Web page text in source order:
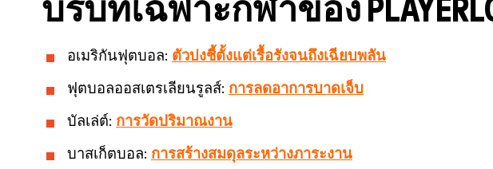
บริบทเฉพาะกีฬาของ
อเมริกันฟุตบอล: ตัวบ่งชี้ตั้งแต่เรื้อรังจนถึงเฉียบพลัน
ฟุตบอลออสเตรเลียนรูลส์: การลดอาการบาดเจ็บ
บัลเล่ต์: การวัดปริมาณงาน
บาสเก็ตบอล: การสร้างสมดุลระหว่างภาระงาน